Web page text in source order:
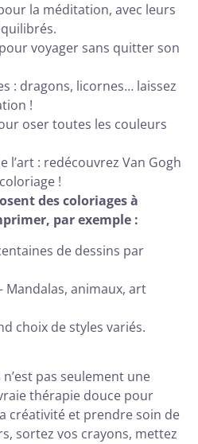
la méditation, avec leurs
voyager sans quitter son
: dragons, licornes… laissez
!
oser toutes les couleurs
l’art : redécouvrez Van Gogh
!
des coloriages à
par exemple :
de dessins par
Mandalas, animaux, art
choix de styles variés.
pas seulement une
thérapie douce pour
créativité et prendre soin de
sortez vos crayons, mettez